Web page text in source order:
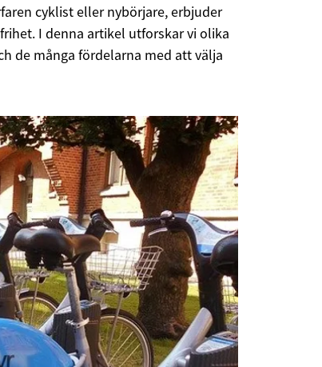
cyklist eller nybörjare, erbjuder
I denna artikel utforskar vi olika
de många fördelarna med att välja